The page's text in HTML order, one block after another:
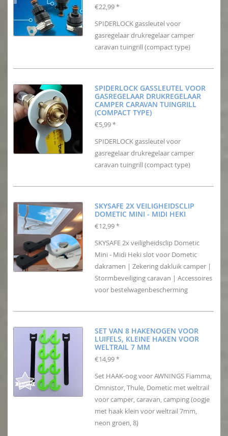
€22,99 *
SPIDERLOCK gassleutel voor
gasregelaar drukregelaar camper
caravan tuingrill (compact type)
SPIDERLOCK GASSLEUTEL VOOR
GASREGELAAR DRUKREGELAAR
CAMPER CARAVAN TUINGRILL
(COMPACT TYPE)
€5,99 *
SPIDERLOCK gassleutel voor
gasregelaar drukregelaar camper
caravan tuingrill (compact type)
SKYSAFE 2X VEILIGHEIDSCLIP
DOMETIC MINI - MIDI HEKI
€12,99 *
SKYSAFE 2x veiligheidsclip Dometic
Mini - Midi Heki slot voor Dometic
dakramen | Zekering dakluik camper |
Stormbeveiliging caravan | Accessoires
voor bestelwagenbescherming
SET VAN 8 HAKENOGEN VOOR
LUIFELS, KLEINE HAKEN VOOR
WELTRAIL 7 MM
€14,99 *
Set HAAK-oog voor AWNINGS Fiamma,
Omnistor, Thule, Dometic met weltrail
voor camper, caravan, camping (oogje
met haak klein voor weltrail 7mm,
neon groen, 8)